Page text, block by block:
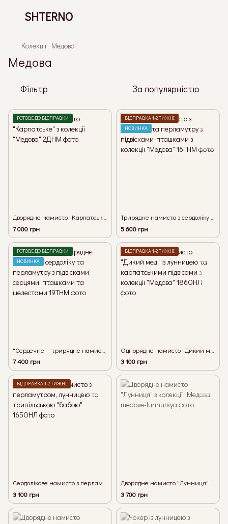
SHTERNO
Колекції Медова
Медова
Фільтр За популярністю
ГОТОВЕ ДО ВІДПРАВКИ
7 000 грн
ВІДПРАВКА 1-2 ТИЖНІ
НОВИНКА
5 600 грн
ГОТОВЕ ДО ВІДПРАВКИ
НОВИНКА
7 400 грн
ВІДПРАВКА 1-2 ТИЖНІ
3 100 грн
ВІДПРАВКА 1-2 ТИЖНІ
3 100 грн
3 700 грн